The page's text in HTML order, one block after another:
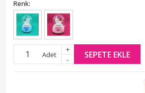
Renk:
Adet
+
-
SEPETE EKLE